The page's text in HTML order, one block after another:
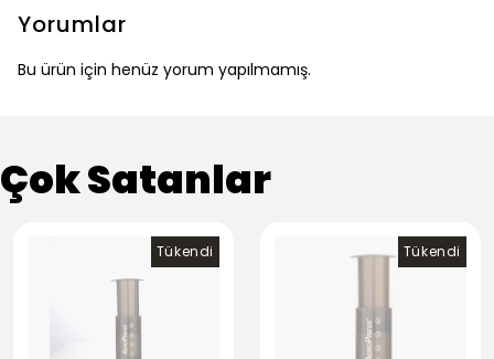
Yorumlar
Bu ürün için henüz yorum yapılmamış.
Çok Satanlar
Tükendi Tükendi